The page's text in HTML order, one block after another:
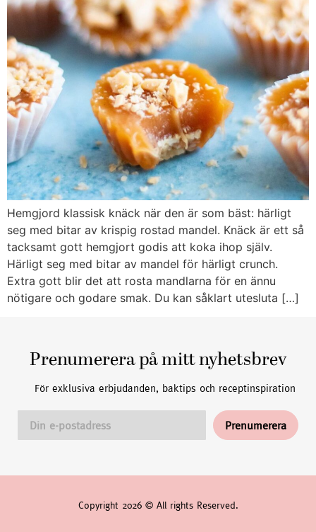
Hemgjord klassisk knäck när den är som bäst: härligt
seg med bitar av krispig rostad mandel. Knäck är ett så
tacksamt gott hemgjort godis att koka ihop själv.
Härligt seg med bitar av mandel för härligt crunch.
Extra gott blir det att rosta mandlarna för en ännu
nötigare och godare smak. Du kan såklart utesluta […]
Prenumerera på mitt nyhetsbrev
För exklusiva erbjudanden, baktips och receptinspiration
Copyright 2026 © All rights Reserved.